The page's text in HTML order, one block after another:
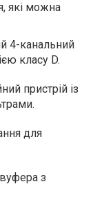
які можна
4-канальний
класу D.
пристрій із
для
з